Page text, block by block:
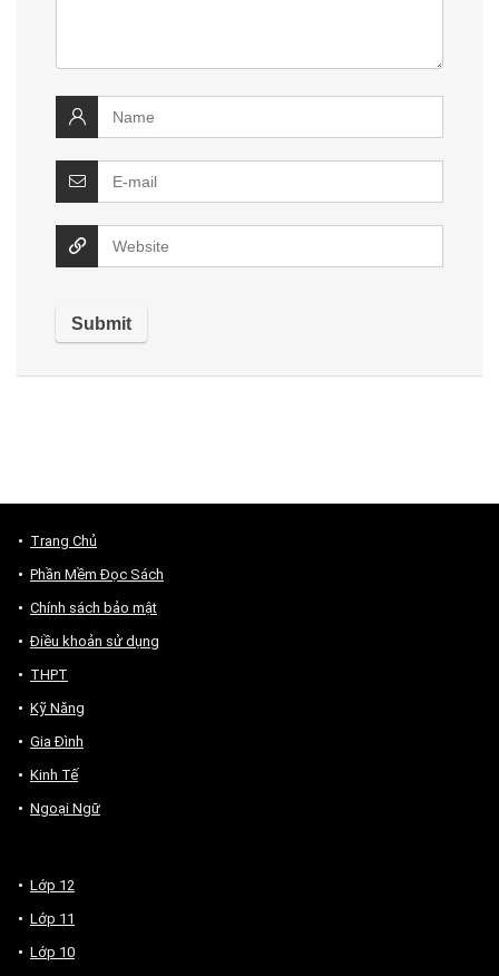
Trang Chủ
Phần Mềm Đọc Sách
Chính sách bảo mật
Điều khoản sử dụng
THPT
Kỹ Năng
Gia Đình
Kinh Tế
Ngoại Ngữ
Lớp 12
Lớp 11
Lớp 10